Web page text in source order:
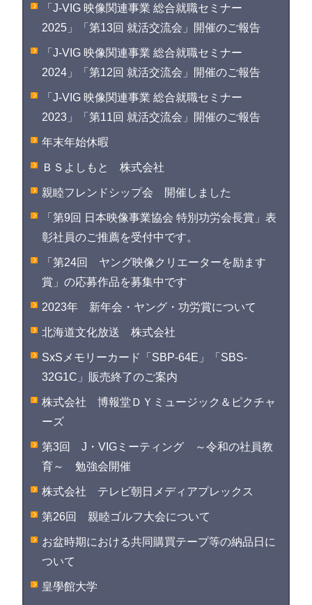
「J-VIG 映像関連事業 総合就職セミナー
2025」「第13回 就活交流会」開催のご報告
「J-VIG 映像関連事業 総合就職セミナー
2024」「第12回 就活交流会」開催のご報告
「J-VIG 映像関連事業 総合就職セミナー
2023」「第11回 就活交流会」開催のご報告
年末年始休暇
ＢＳよしもと 株式会社
親睦フレンドシップ会 開催しました
「第9回 日本映像事業協会 特別功労会長賞」表
彰社員のご推薦を受付中です。
「第24回 ヤング映像クリエーターを励ます
賞」の応募作品を募集中です
2023年 新年会・ヤング・功労賞について
北海道文化放送 株式会社
SxSメモリーカード「SBP-64E」「SBS-
32G1C」販売終了のご案内
株式会社 博報堂ＤＹミュージック＆ピクチャ
ーズ
第3回 J・VIGミーティング ～令和の社員教
育～ 勉強会開催
株式会社 テレビ朝日メディアプレックス
第26回 親睦ゴルフ大会について
お盆時期における共同購買テープ等の納品日に
ついて
皇學館大学